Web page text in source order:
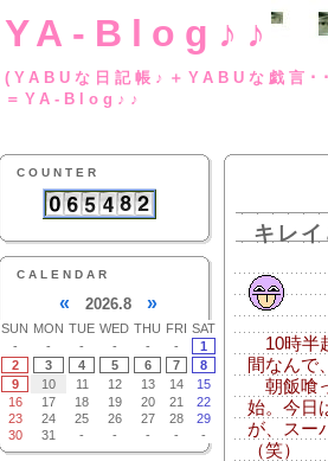
YA-Blog♪♪
(YABUな日記帳♪
＝YA-Blog♪♪
COUNTER
CALENDAR
« 2026.8 »
SUN MON TUE WED THU FRI SAT
-
- - - - -
1
2
3 4 5 6 7
8
9
10 11 12 13 14
15
16
17 18 19 20 21
22
23
24 25 26 27 28
29
30
31 - - - - -
キレ
10時半
間なんで
朝飯喰
始。今日
が、スー
（笑）